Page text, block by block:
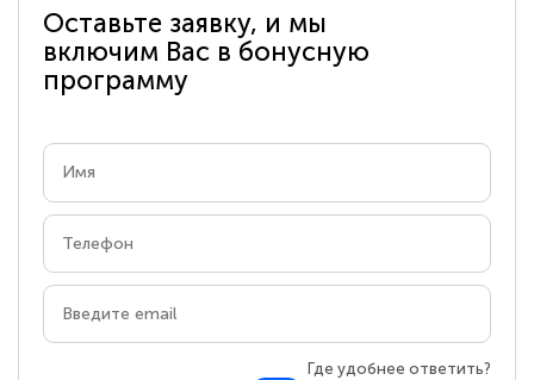
Оставьте заявку, и мы
включим Вас в бонусную
программу
Где удобнее ответить?